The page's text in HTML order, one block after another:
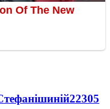
22305